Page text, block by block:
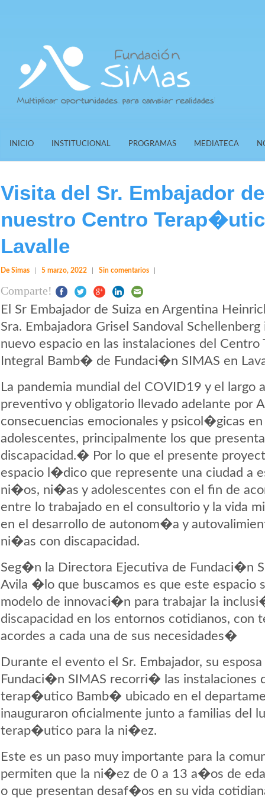
INICIO INSTITUCIONAL PROGRAMAS MEDIATECA
Visita del Sr. Embajador
nuestro Centro
Lavalle
De Simas 5 marzo, 2022 Sin comentarios
Comparte!
El Sr Embajador de Suiza en Argentina
Sra. Embajadora Grisel Sandoval
nuevo espacio en las instalaciones del
Integral Bamb� de Fundaci�n SIMAS en
La pandemia mundial del COVID19 y el largo
preventivo y obligatorio llevado adelante por
consecuencias emocionales y psicol�gicas
adolescentes, principalmente los que
discapacidad.� Por lo que el presente
espacio l�dico que represente una ciudad a
ni�os, ni�as y adolescentes con el fin de
entre lo trabajado en el consultorio y la vida
en el desarrollo de autonom�a y
ni�as con discapacidad.
Seg�n la Directora Ejecutiva de Fundaci�n
Avila �lo que buscamos es que este espacio
modelo de innovaci�n para trabajar la
discapacidad en los entornos cotidianos, con
acordes a cada una de sus necesidades�
Durante el evento el Sr. Embajador, su
Fundaci�n SIMAS recorri� las instalaciones
terap�utico Bamb� ubicado en el
inauguraron oficialmente junto a familias del
terap�utico para la ni�ez.
Este es un paso muy importante para la
permiten que la ni�ez de 0 a 13 a�os de
o que presentan desaf�os en su vida